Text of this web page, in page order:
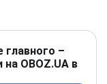
главного –
OBOZ.UA в